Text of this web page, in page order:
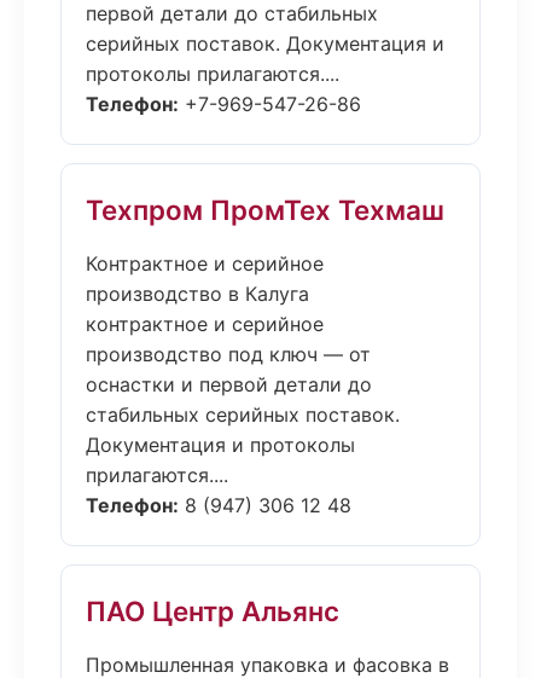
первой детали до стабильных
серийных поставок. Документация и
протоколы прилагаются....
Телефон: +7-969-547-26-86
Техпром ПромТех Техмаш
Контрактное и серийное
производство в Калуга
контрактное и серийное
производство под ключ — от
оснастки и первой детали до
стабильных серийных поставок.
Документация и протоколы
прилагаются....
Телефон: 8 (947) 306 12 48
ПАО Центр Альянс
Промышленная упаковка и фасовка в